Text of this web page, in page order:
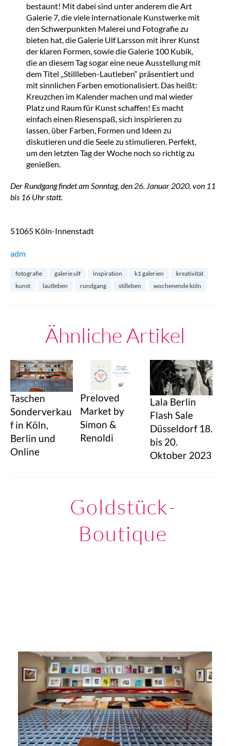
bestaunt! Mit dabei sind unter anderem die Art
Galerie 7, die viele internationale Kunstwerke mit
den Schwerpunkten Malerei und Fotografie zu
bieten hat, die Galerie Ulf Larsson mit ihrer Kunst
der klaren Formen, sowie die Galerie 100 Kubik,
die an diesem Tag sogar eine neue Ausstellung mit
dem Titel „Stillleben-Lautleben“ präsentiert und
mit sinnlichen Farben emotionalisiert. Das heißt:
Kreuzchen im Kalender machen und mal wieder
Platz und Raum für Kunst schaffen! Es macht
einfach einen Riesenspaß, sich inspirieren zu
lassen, über Farben, Formen und Ideen zu
diskutieren und die Seele zu stimulieren. Perfekt,
um den letzten Tag der Woche noch so richtig zu
genießen.
Der Rundgang findet am Sonntag, den 26. Januar 2020, von 11
bis 16 Uhr statt.
51065 Köln-Innenstadt
adm
fotografie galerie ulf inspiration k1 galerien
kreativität
kunst
lautleben rundgang stilleben wochenende köln
Ähnliche Artikel
Taschen
Sonderverkau
f in Köln,
Berlin und
Online
Preloved
Market by
Simon &
Renoldi
Lala Berlin
Flash Sale
Düsseldorf 18.
bis 20.
Oktober 2023
Goldstück-
Boutique